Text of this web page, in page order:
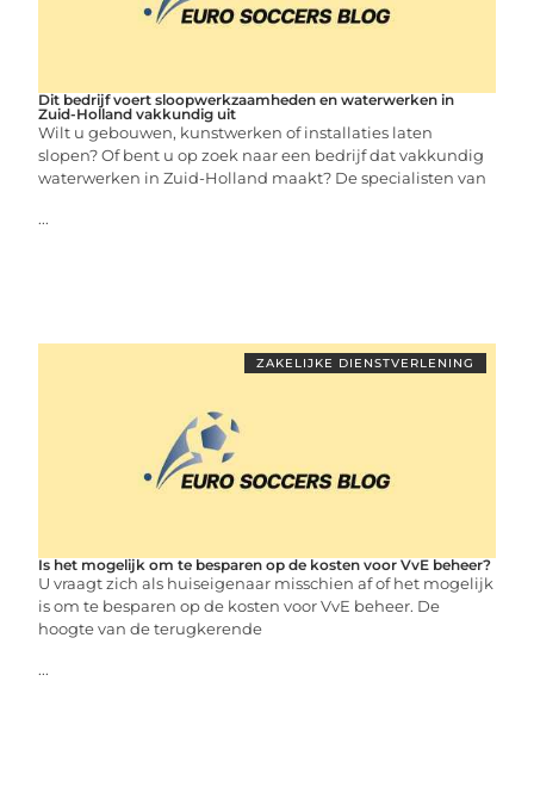
Dit bedrijf voert sloopwerkzaamheden en waterwerken in
Zuid-Holland vakkundig uit
Wilt u gebouwen, kunstwerken of installaties laten
slopen? Of bent u op zoek naar een bedrijf dat vakkundig
waterwerken in Zuid-Holland maakt? De specialisten van
...
ZAKELIJKE DIENSTVERLENING
Is het mogelijk om te besparen op de kosten voor VvE beheer?
U vraagt zich als huiseigenaar misschien af of het mogelijk
is om te besparen op de kosten voor VvE beheer. De
hoogte van de terugkerende
...